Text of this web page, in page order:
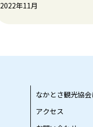
2022年11月
なかとさ観光協
アクセス